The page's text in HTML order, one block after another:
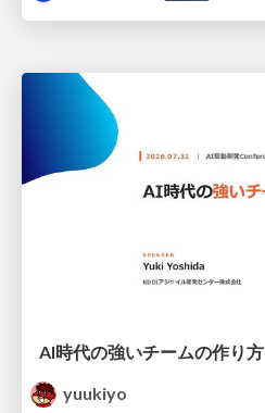
AI時代の強いチームの作り方
yuukiyo